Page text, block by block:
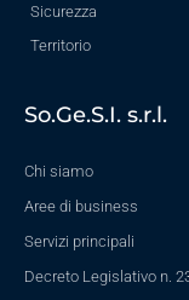
Sicurezza
Territorio
So.Ge.S.I. s.r.l.
Chi siamo
Aree di business
Servizi principali
Decreto Legislativo n.